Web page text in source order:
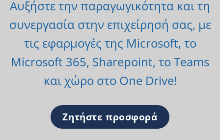
Αυξήστε την παραγωγικότητα και τη
συνεργασία στην επιχείρησή σας, με
τις εφαρμογές της Microsoft, το
Microsoft 365, Sharepoint, το Teams
και χώρο στο One Drive!
Ζητήστε προσφορά